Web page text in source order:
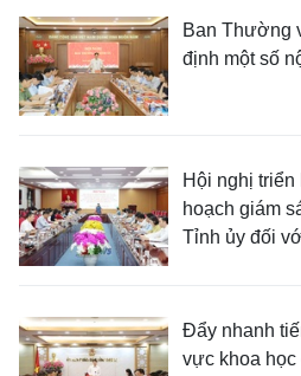
Ban Thường
định một số
Hội nghị
hoạch giám
Tỉnh ủy đối
Đẩy nhanh
vực khoa học